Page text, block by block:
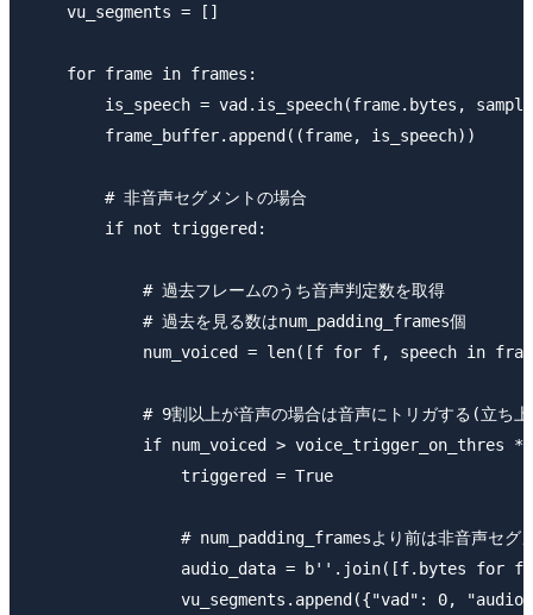
    vu_segments = []
    for frame in frames:
is_speech = vad.is_speech(frame.bytes,
        frame_buffer.append((frame, is_speech))
        # 非音声セグメントの場合
        if not triggered:
            # 過去フレームのうち音声判定数を取得
            # 過去を見る数はnum_padding_frames個
num_voiced = len([f for f, speech in
# 9割以上が音声の場合は音声にトリガする(立ち
if num_voiced > voice_trigger_on_thres *
                triggered = True
# num_padding_framesより前は非音声セグ
audio_data = b''.join([f.bytes for
vu_segments.append({"vad": 0,